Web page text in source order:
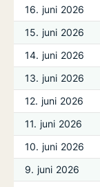
16. juni 2026
15. juni 2026
14. juni 2026
13. juni 2026
12. juni 2026
11. juni 2026
10. juni 2026
9. juni 2026